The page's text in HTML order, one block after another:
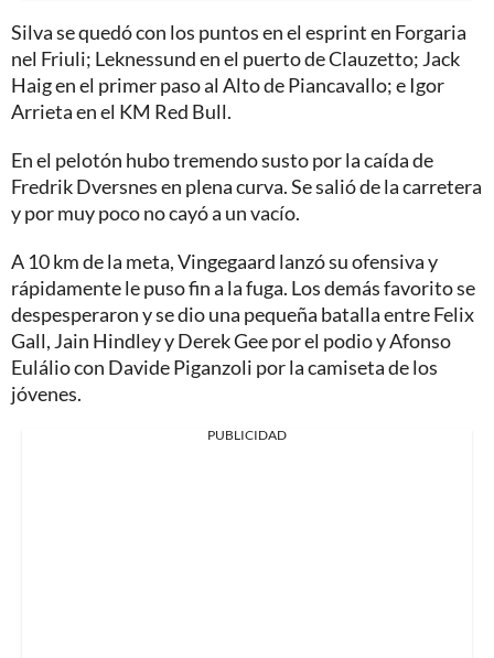
Silva se quedó con los puntos en el esprint en Forgaria
nel Friuli; Leknessund en el puerto de Clauzetto; Jack
Haig en el primer paso al Alto de Piancavallo; e Igor
Arrieta en el KM Red Bull.
En el pelotón hubo tremendo susto por la caída de
Fredrik Dversnes en plena curva. Se salió de la carretera
y por muy poco no cayó a un vacío.
A 10 km de la meta, Vingegaard lanzó su ofensiva y
rápidamente le puso fin a la fuga. Los demás favorito se
despesperaron y se dio una pequeña batalla entre Felix
Gall, Jain Hindley y Derek Gee por el podio y Afonso
Eulálio con Davide Piganzoli por la camiseta de los
jóvenes.
PUBLICIDAD